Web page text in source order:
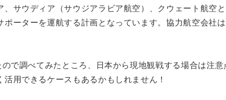
サウディア（サウジアラビア航空）、クウェート航空と
ーターを運航する計画となっています。協力航空会社
で調べてみたところ、日本から現地観戦する場合は注意
用できるケースもあるかもしれません！